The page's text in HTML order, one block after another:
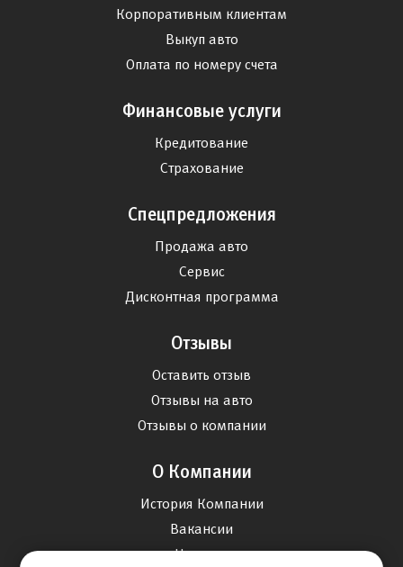
Корпоративным клиентам
Выкуп авто
Оплата по номеру счета
Финансовые услуги
Кредитование
Страхование
Спецпредложения
Продажа авто
Сервис
Дисконтная программа
Отзывы
Оставить отзыв
Отзывы на авто
Отзывы о компании
О Компании
История Компании
Вакансии
Новости